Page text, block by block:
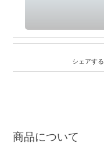
シェアする
商品について